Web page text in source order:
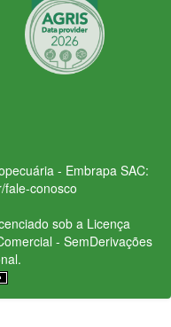
- Embrapa SAC:
fale-conosco
sob a Licença
- SemDerivações